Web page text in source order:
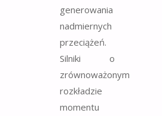
generowania
nadmiernych
przeciążeń.
Silniki o
zrównoważonym
rozkładzie
momentu